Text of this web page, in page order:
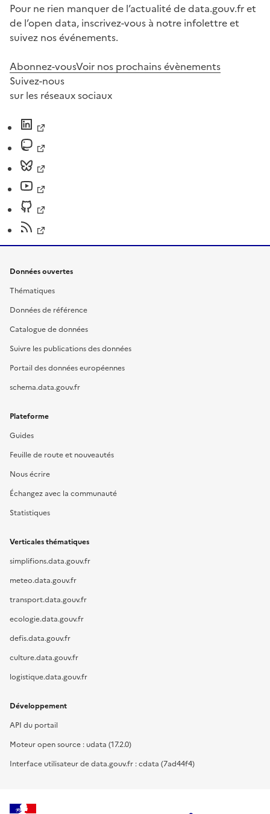
Pour ne rien manquer de l’actualité de data.gouv.fr et
de l’open data, inscrivez-vous à notre infolettre et
suivez nos événements.
Abonnez-vousVoir nos prochains évènements
Suivez-nous
sur les réseaux sociaux
Données ouvertes
Thématiques
Données de référence
Catalogue de données
Suivre les publications des données
Portail des données européennes
schema.data.gouv.fr
Plateforme
Guides
Feuille de route et nouveautés
Nous écrire
Échangez avec la communauté
Statistiques
Verticales thématiques
simplifions.data.gouv.fr
meteo.data.gouv.fr
transport.data.gouv.fr
ecologie.data.gouv.fr
defis.data.gouv.fr
culture.data.gouv.fr
logistique.data.gouv.fr
Développement
API du portail
Moteur open source : udata (17.2.0)
Interface utilisateur de data.gouv.fr : cdata (7ad44f4)